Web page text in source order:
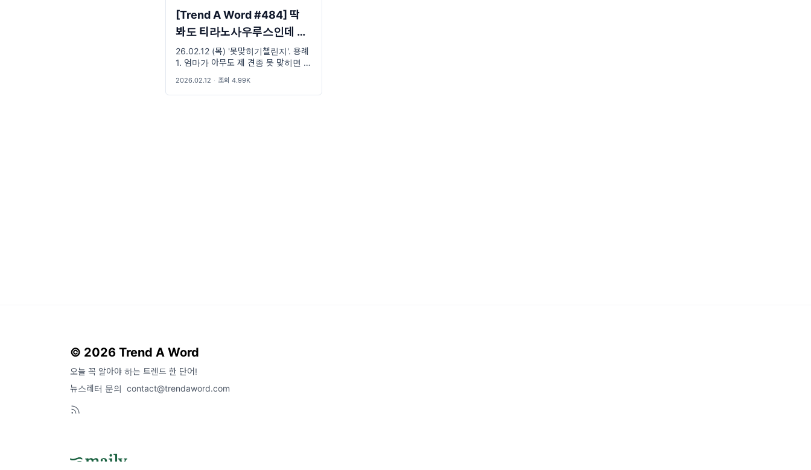
#MZ세대 (23)
[Trend A Word #484] 딱
봐도 티라노사우루스인데 왜
다들 모른척 함?
26.02.12 (목) '못맞히기챌린지'. 용례
1. 엄마가 아무도 제 견종 못 맞히면 고
씨
2026.02.12 · 조회 4.99K
© 2026 Trend A Word
오늘 꼭 알아야 하는 트렌드 한 단어!
뉴스레터 문의 contact@trendaword.com